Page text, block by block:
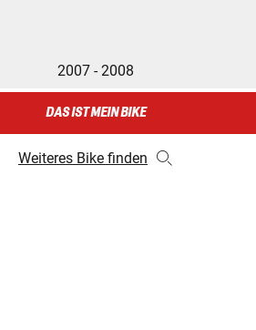
2007 - 2008
DAS IST MEIN BIKE
Weiteres Bike finden